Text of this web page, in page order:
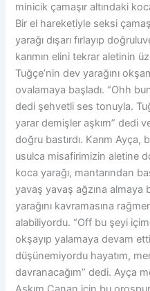
minicik çamaşır altındaki
Bir el hareketiyle seksi
yarağı dışarı fırlayıp
karımın elini tekrar aletinin
Tuğçe’nin dev yarağını
ovalamaya başladı. “Ohh
dedi şehvetli ses tonuyla.
yarar demişler aşkım” dedi
doğru bastırdı. Karım Ayça,
usulca misafirimizin aletine
koca yarağı, mantarından
yavaş yavaş ağzına almaya
yarağını kavramasına
alabiliyordu. “Off bu şeyi
okşayıp yalamaya devam
düşünemiyordu hayatım,
davranacağım” dedi. Ayça